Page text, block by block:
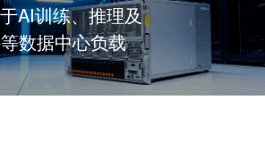
AI训练、推理及
数据中心负载